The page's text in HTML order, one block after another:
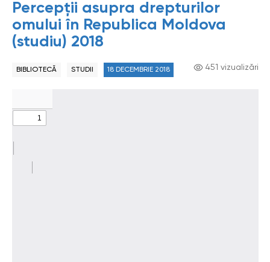
Percepții asupra drepturilor
omului în Republica Moldova
(studiu) 2018
BIBLIOTECĂ STUDII 18 DECEMBRIE 2018 451 vizualizări